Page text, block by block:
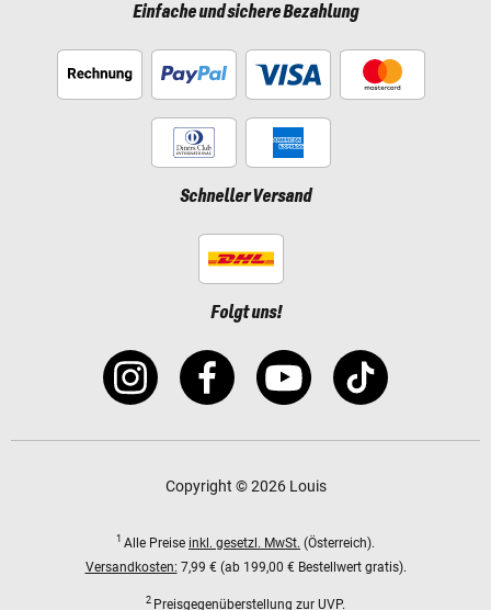
Einfache und sichere Bezahlung
Schneller Versand
Folgt uns!
Copyright © 2026 Louis
1 Alle Preise inkl. gesetzl. MwSt. (Österreich).
Versandkosten: 7,99 € (ab 199,00 € Bestellwert gratis).
2 Preisgegenüberstellung zur UVP.